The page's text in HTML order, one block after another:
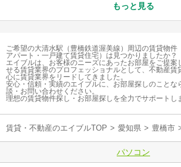
もっと見る
ご希望の大清水駅（豊橋鉄道渥美線）周辺の賃貸物件
アパート・一戸建て賃貸住宅）は見つかりましたか？
エイブルは、お客様のニーズにあったお部屋をご提案
せる賃貸業界のプロフェッショナルとして、不動産賃
心に賃貸業界をリードしてきました。
安心・信頼・実績のエイブルに、お部屋探しのことな
談・お問い合わせください。
理想の賃貸物件探し・お部屋探しを全力でサポートし
賃貸・不動産のエイブルTOP > 愛知県 > 豊橋市
パソコン